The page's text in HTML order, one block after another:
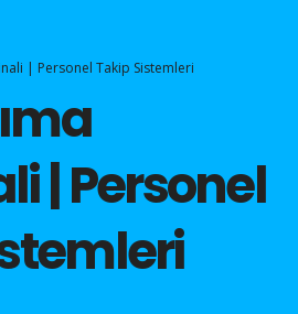
| Personel Takip Sistemleri
| Personel